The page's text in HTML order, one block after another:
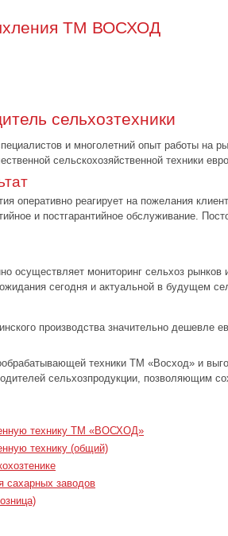
ТМ ВОСХОД
сельхозтехники
и многолетний опыт работы на
сельскохозяйственной техники
оперативно реагирует на пожелания
и постгарантийное обслуживание.
осуществляет мониторинг сельхоз
сегодня и актуальной в будущем
производства значительно дешевле
техники ТМ «Восход» и
сельхозпродукции, позволяющим
технику ТМ «ВОСХОД»
технику (общий)
сахарных заводов